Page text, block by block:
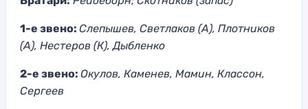
1-е звено: Слепышев, Светлаков (А), Плотников
(А), Нестеров (К), Дыбленко
2-е звено: Окулов, Каменев, Мамин, Классон,
Сергеев